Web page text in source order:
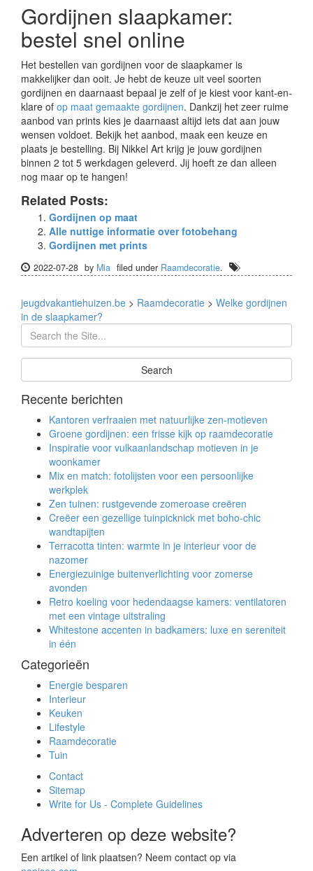
Gordijnen slaapkamer:
bestel snel online
Het bestellen van gordijnen voor de slaapkamer is
makkelijker dan ooit. Je hebt de keuze uit veel soorten
gordijnen en daarnaast bepaal je zelf of je kiest voor kant-en-
klare of op maat gemaakte gordijnen. Dankzij het zeer ruime
aanbod van prints kies je daarnaast altijd iets dat aan jouw
wensen voldoet. Bekijk het aanbod, maak een keuze en
plaats je bestelling. Bij Nikkel Art krijg je jouw gordijnen
binnen 2 tot 5 werkdagen geleverd. Jij hoeft ze dan alleen
nog maar op te hangen!
Related Posts:
Gordijnen op maat
Alle nuttige informatie over fotobehang
Gordijnen met prints
2022-07-28 by Mia filed under Raamdecoratie.
jeugdvakantiehuizen.be > Raamdecoratie > Welke gordijnen
in de slaapkamer?
Recente berichten
Kantoren verfraaien met natuurlijke zen-motieven
Groene gordijnen: een frisse kijk op raamdecoratie
Inspiratie voor vulkaanlandschap motieven in je
woonkamer
Mix en match: fotolijsten voor een persoonlijke
werkplek
Zen tuinen: rustgevende zomeroase creëren
Creëer een gezellige tuinpicknick met boho-chic
wandtapijten
Terracotta tinten: warmte in je interieur voor de
nazomer
Energiezuinige buitenverlichting voor zomerse
avonden
Retro koeling voor hedendaagse kamers: ventilatoren
met een vintage uitstraling
Whitestone accenten in badkamers: luxe en sereniteit
in één
Categorieën
Energie besparen
Interieur
Keuken
Lifestyle
Raamdecoratie
Tuin
Contact
Sitemap
Write for Us - Complete Guidelines
Adverteren op deze website?
Een artikel of link plaatsen? Neem contact op via